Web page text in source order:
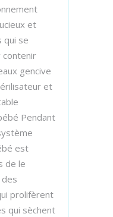
et
qui se
gencive
et
Pendant
est
de le
prolifèrent
qui sèchent